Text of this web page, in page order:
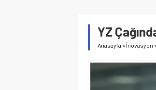
YZ
Anasayfa » İnovasyon